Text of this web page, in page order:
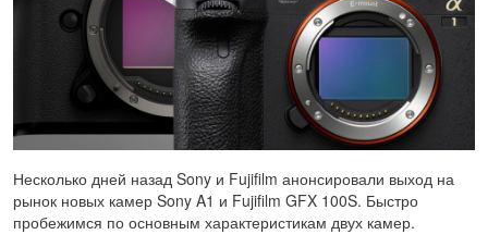
Несколько дней назад Sony и Fujifilm анонсировали выход на
рынок новых камер Sony A1 и Fujifilm GFX 100S. Быстро
пробежимся по основным характеристикам двух камер.